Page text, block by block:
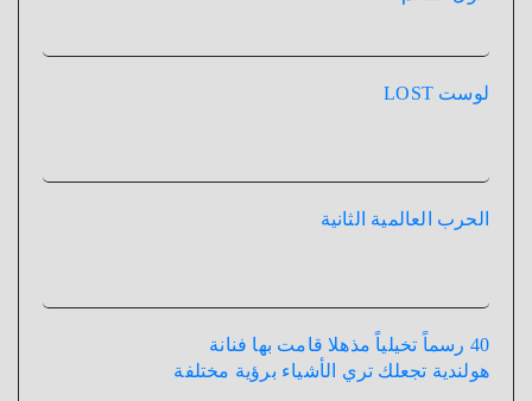
لوست LOST
الحرب العالمية الثانية
40 رسماً تخيلياً مذهلا قامت بها فنانة
هولندية تجعلك تري الأشياء برؤية مختلفة